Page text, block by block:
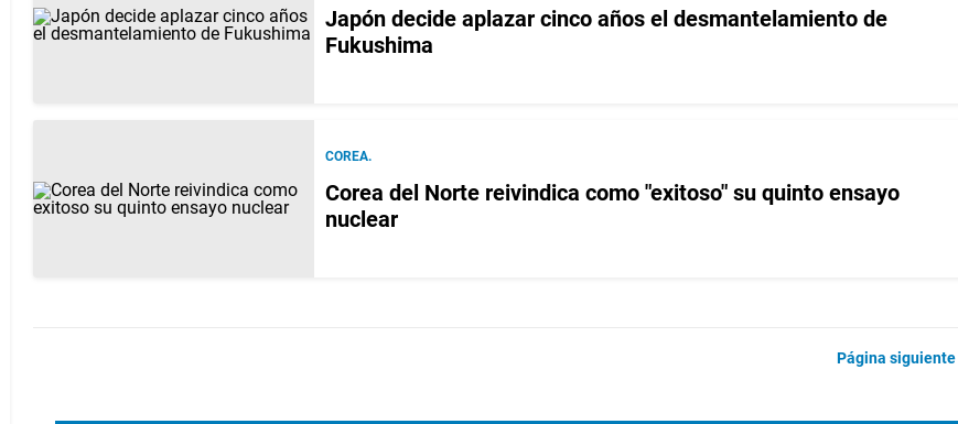
Japón decide aplazar cinco años el desmantelamiento de
Fukushima
COREA.
Corea del Norte reivindica como "exitoso" su quinto ensayo
nuclear
Página siguiente